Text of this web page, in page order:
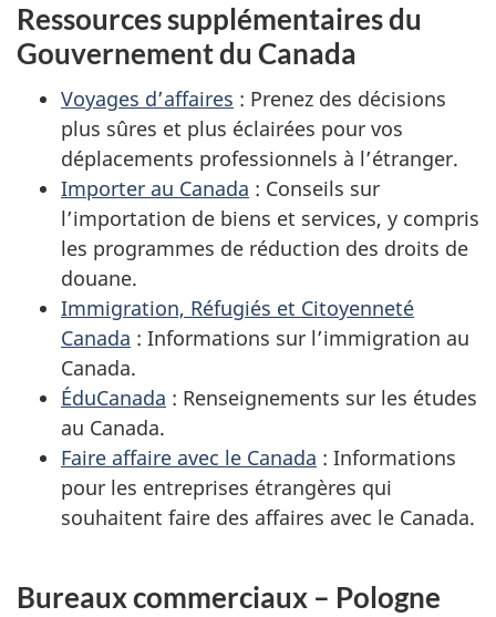
Ressources supplémentaires du
Gouvernement du Canada
Voyages d’affaires : Prenez des décisions
plus sûres et plus éclairées pour vos
déplacements professionnels à l’étranger.
Importer au Canada : Conseils sur
l’importation de biens et services, y compris
les programmes de réduction des droits de
douane.
Immigration, Réfugiés et Citoyenneté
Canada : Informations sur l’immigration au
Canada.
ÉduCanada : Renseignements sur les études
au Canada.
Faire affaire avec le Canada : Informations
pour les entreprises étrangères qui
souhaitent faire des affaires avec le Canada.
Bureaux commerciaux – Pologne